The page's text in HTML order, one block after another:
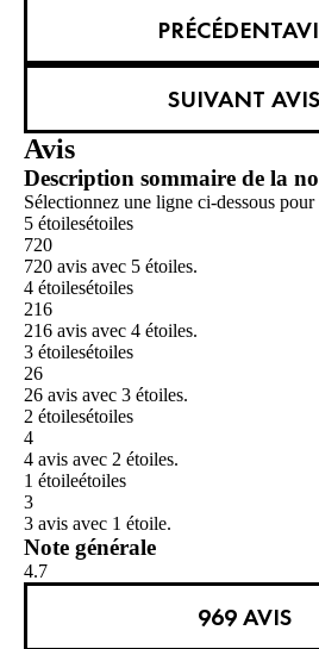
SUIVANT AVIS
Avis
Description sommaire de la
Sélectionnez une ligne ci-dessous
5 étoilesétoiles
720
720 avis avec 5 étoiles.
4 étoilesétoiles
216
216 avis avec 4 étoiles.
3 étoilesétoiles
26
26 avis avec 3 étoiles.
2 étoilesétoiles
4
4 avis avec 2 étoiles.
1 étoileétoiles
3
3 avis avec 1 étoile.
Note générale
4.7
969 AVIS